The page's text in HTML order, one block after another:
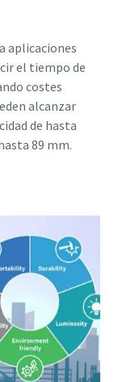
aplicaciones
el tiempo de
costes
alcanzar
de hasta